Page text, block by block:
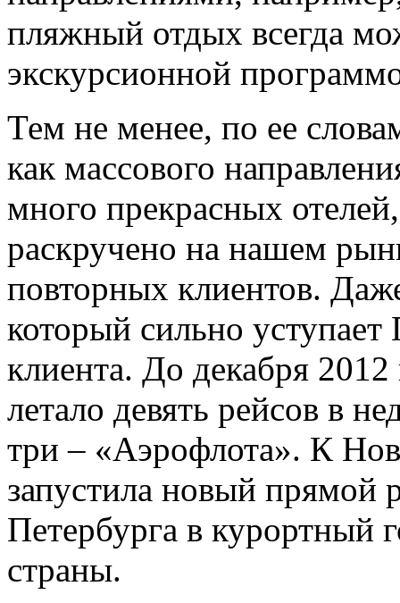
пляжный отдых всегда
экскурсионной
Тем не менее, по ее
как массового
много прекрасных
раскручено на нашем
повторных клиентов.
который сильно
клиента. До декабря
летало девять рейсов в
три – «Аэрофлота». К
запустила новый прямой
Петербурга в курортный
страны.